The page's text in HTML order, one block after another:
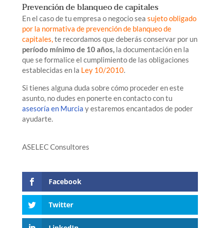
Prevención de blanqueo de capitales
En el caso de tu empresa o negocio sea sujeto obligado
por la normativa de prevención de blanqueo de
capitales,te recordamos que deberás conservar por un
período mínimo de 10 años, la documentación en la
que se formalice el cumplimiento de las obligaciones
establecidas en la Ley 10/2010.
Si tienes alguna duda sobre cómo proceder en este
asunto, no dudes en ponerte en contacto con tu
asesoría en Murcia y estaremos encantados de poder
ayudarte.
ASELEC Consultores
Facebook
Twitter